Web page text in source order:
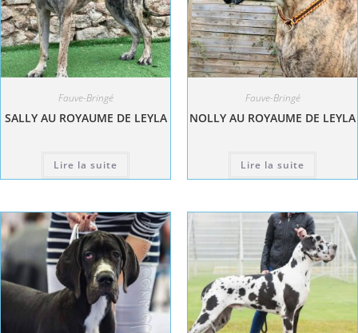
Fauve-Bringé
SALLY AU ROYAUME DE LEYLA
Lire la suite
Fauve-Bringé
NOLLY AU ROYAUME DE LEYLA
Lire la suite